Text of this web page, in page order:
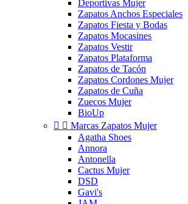
Deportivas Mujer
Zapatos Anchos Especiales
Zapatos Fiesta y Bodas
Zapatos Mocasines
Zapatos Vestir
Zapatos Plataforma
Zapatos de Tacón
Zapatos Cordones Mujer
Zapatos de Cuña
Zuecos Mujer
BioUp
  Marcas Zapatos Mujer
Agatha Shoes
Annora
Antonella
Cactus Mujer
DSD
Gavi's